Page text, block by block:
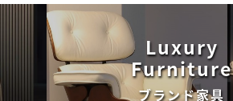
Luxury
Furniture
ブランド家具